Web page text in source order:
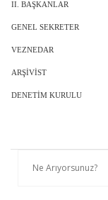
II. BAŞKANLAR
GENEL SEKRETER
VEZNEDAR
ARŞİVİST
DENETİM KURULU